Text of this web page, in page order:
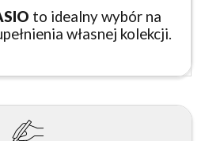
to idealny wybór na
własnej kolekcji.